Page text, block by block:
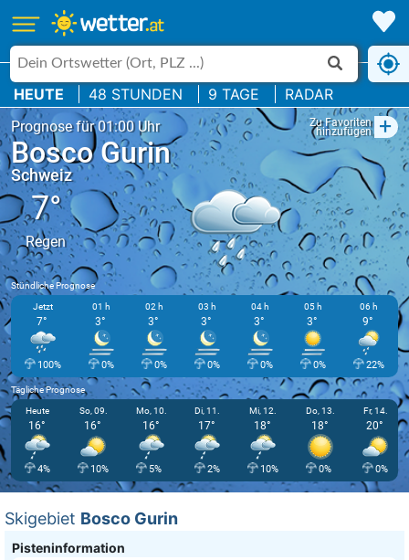
HEUTE 48 STUNDEN 9 TAGE RADAR
Prognose für 01:00 Uhr Zu Favoriten
hinzufügen +
Bosco Gurin
Schweiz
7°
Regen
Stündliche Prognose
Jetzt
7°
100%
01 h
3°
0%
02 h
3°
0%
03 h
3°
0%
04 h
3°
0%
05 h
3°
0%
06 h
9°
22%
Tägliche Prognose
Heute
16°
4%
So, 09.
16°
10%
Mo, 10.
16°
5%
Di, 11.
17°
2%
Mi, 12.
18°
10%
Do, 13.
18°
0%
Fr, 14.
20°
0%
Skigebiet Bosco Gurin
Pisteninformation